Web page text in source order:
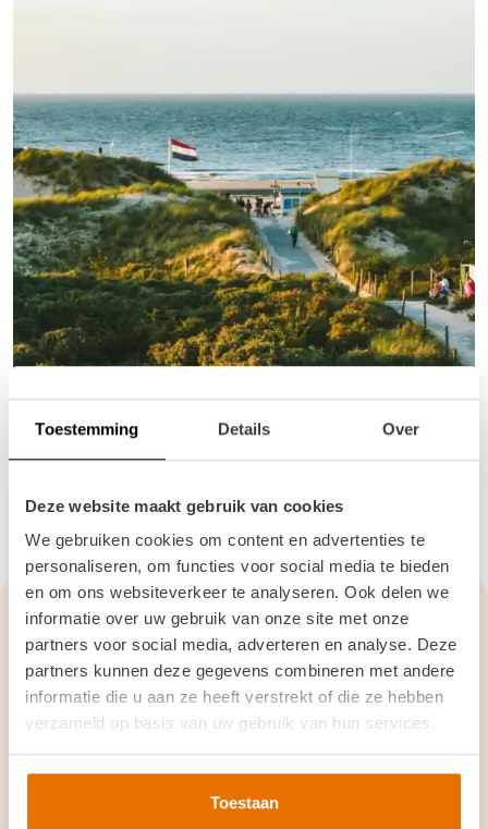
Toestemming Details Over
Deze website maakt gebruik van cookies
We gebruiken cookies om content en advertenties te
personaliseren, om functies voor social media te bieden
en om ons websiteverkeer te analyseren. Ook delen we
informatie over uw gebruik van onze site met onze
partners voor social media, adverteren en analyse. Deze
partners kunnen deze gegevens combineren met andere
informatie die u aan ze heeft verstrekt of die ze hebben
verzameld op basis van uw gebruik van hun services.
We werken samen met13 derdendie uw gegevens
kunnen ontvangen en verwerken.
Toestaan
Last minute Zeeland
Lees meer